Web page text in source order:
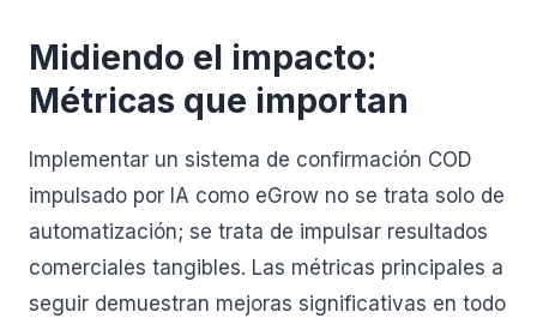
Midiendo el impacto:
Métricas que importan
Implementar un sistema de confirmación COD
impulsado por IA como eGrow no se trata solo de
automatización; se trata de impulsar resultados
comerciales tangibles. Las métricas principales a
seguir demuestran mejoras significativas en todo